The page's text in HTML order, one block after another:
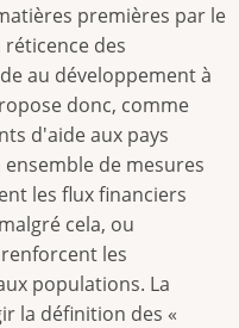
premières par le
des
au développement à
donc, comme
d'aide aux pays
de mesures
les flux financiers
cela, ou
les
populations. La
la définition des «